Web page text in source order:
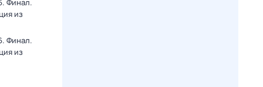
Финал.
из
Финал.
из